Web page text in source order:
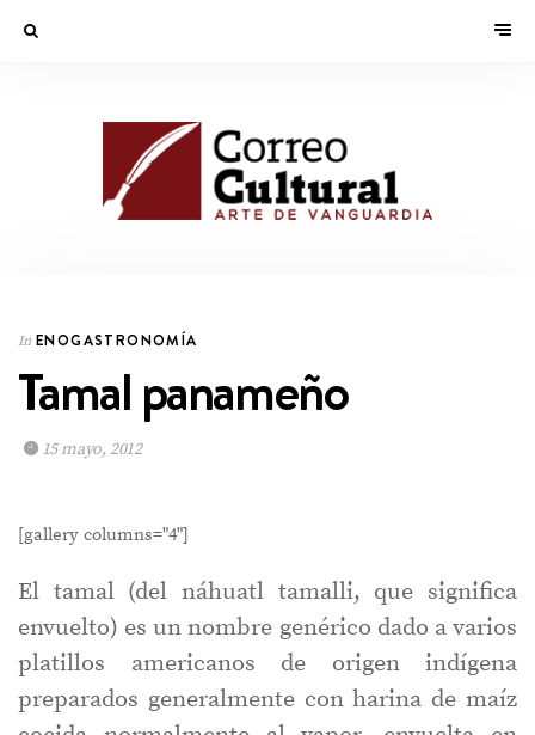
In ENOGASTRONOMÍA
Tamal panameño
15 mayo, 2012
[gallery columns="4"]
El tamal (del náhuatl tamalli, que significa
envuelto) es un nombre genérico dado a varios
platillos americanos de origen indígena
preparados generalmente con harina de maíz